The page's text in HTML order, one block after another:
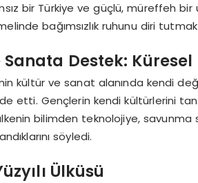
bir Türkiye ve güçlü, müreffeh
bağımsızlık ruhunu diri
Destek:
kültür ve sanat alanında kendi
etti. Gençlerin kendi kültürlerini
bilimden teknolojiye,
söyledi.
Ülküsü